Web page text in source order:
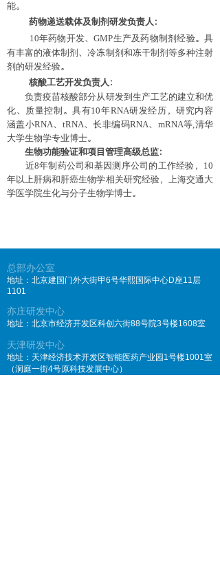
能。
药物递送载体及制剂研发负责人：
10年药物开发、GMP生产及药物制剂经验。具
有丰富的液体制剂、冷冻制剂和冻干制剂等多种注射
剂的研发经验。
核酸工艺开发负责人：
负责疫苗核酸部分从研发到生产工艺的建立和优
化、质量控制。具有10年RNA研发经历，研究内容
涵盖小RNA、tRNA、长非编码RNA、mRNA等,清华
大学生物学专业博士。
生物功能验证和项目管理高级总监：
近8年制药公司和基因测序公司的工作经验，10
年以上肝病和肝癌生物学相关研究经验，上海交通大
学医学院生化与分子生物学博士。
总部办公室
地址：北京建国门外大街甲6号华熙国际中心D座11层
1101
亦庄研发中心
地址：北京市经济开发区科创六街88号院3号楼1608室
天津研发中心
地址：天津经济技术开发区智能医药产业园1号楼1001室
（洞庭一街4号原科技发展中心）